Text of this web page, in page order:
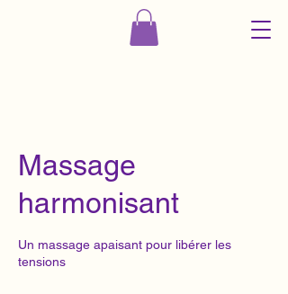
Massage
harmonisant
Un massage apaisant pour libérer les
tensions